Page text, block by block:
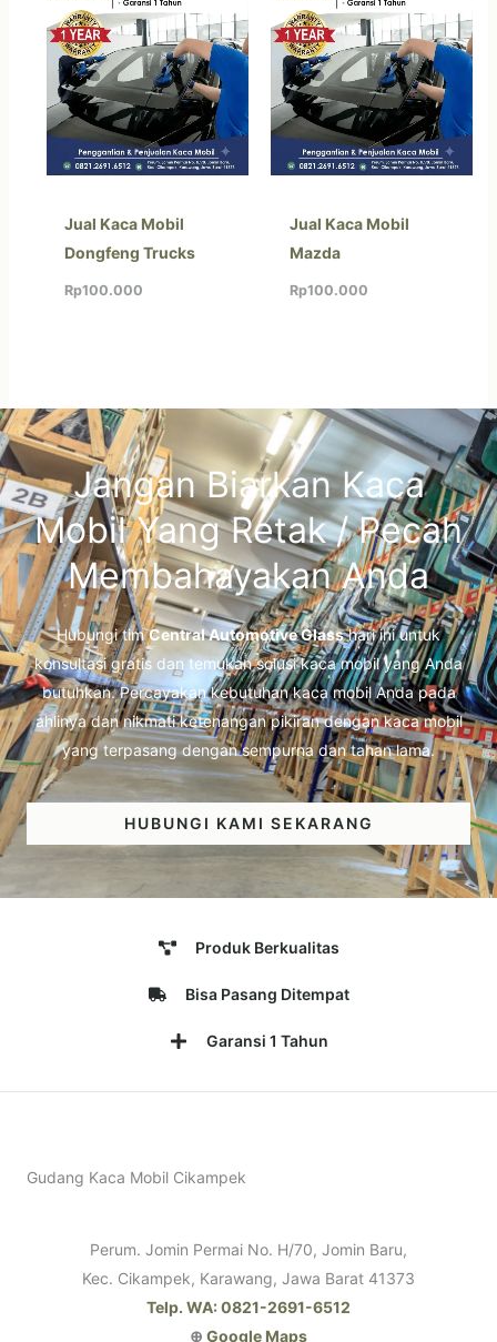
Jual Kaca Mobil
Dongfeng Trucks
Rp100.000
Jual Kaca Mobil
Mazda
Rp100.000
Jangan Biarkan Kaca
Mobil Yang Retak / Pecah
Membahayakan Anda
Hubungi timCentral Automotive Glasshari ini untuk
konsultasi gratis dan temukan solusi kaca mobil yang Anda
butuhkan. Percayakan kebutuhan kaca mobil Anda pada
ahlinya dan nikmati ketenangan pikiran dengan kaca mobil
yang terpasang dengan sempurna dan tahan lama.
HUBUNGI KAMI SEKARANG
Produk Berkualitas
Bisa Pasang Ditempat
Garansi 1 Tahun
Gudang Kaca Mobil Cikampek
Perum. Jomin Permai No. H/70, Jomin Baru,
Kec. Cikampek, Karawang, Jawa Barat 41373
Telp. WA: 0821-2691-6512
⊕ Google Maps